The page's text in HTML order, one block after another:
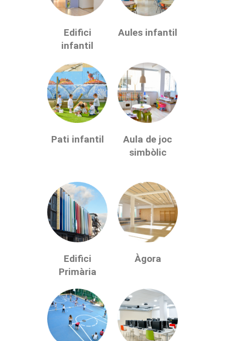
Edifici
infantil
Aules infantil
Pati infantil
Aula de joc
simbòlic
Edifici
Primària
Àgora